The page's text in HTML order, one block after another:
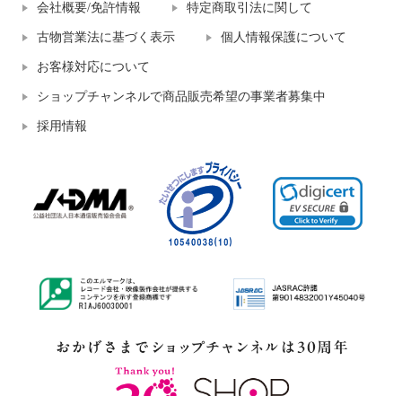
雅山（Ｒ） ワイドパンツ ＜股下
ジェーンパンプス
¥0
会社概要/免許情報 特定商取引法に関して
古物営業法に基づく表示 個人情報保護について
お客様対応について
ショップチャンネルで商品販売希望の事業者募集中
採用情報